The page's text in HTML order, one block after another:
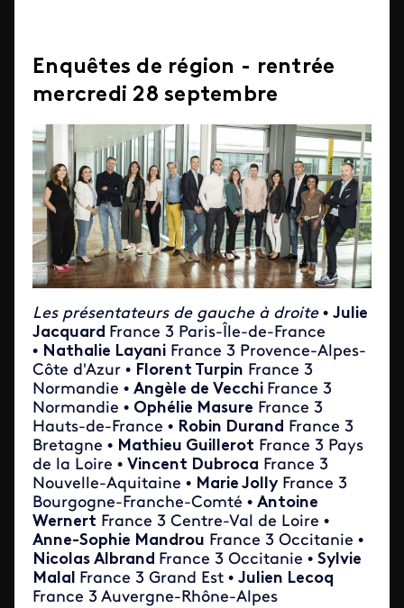
Enquêtes de région - rentrée
mercredi 28 septembre
Les présentateurs de gauche à droite • Julie
Jacquard France 3 Paris-Île-de-France
• Nathalie Layani France 3 Provence-Alpes-
Côte d'Azur • Florent Turpin France 3
Normandie • Angèle de Vecchi France 3
Normandie • Ophélie Masure France 3
Hauts-de-France • Robin Durand France 3
Bretagne • Mathieu Guillerot France 3 Pays
de la Loire • Vincent Dubroca France 3
Nouvelle-Aquitaine • Marie JollyFrance 3
Bourgogne-Franche-Comté • Antoine
Wernert France 3 Centre-Val de Loire •
Anne-Sophie Mandrou France 3 Occitanie •
Nicolas Albrand France 3 Occitanie • Sylvie
Malal France 3 Grand Est • Julien Lecoq
France 3 Auvergne-Rhône-Alpes